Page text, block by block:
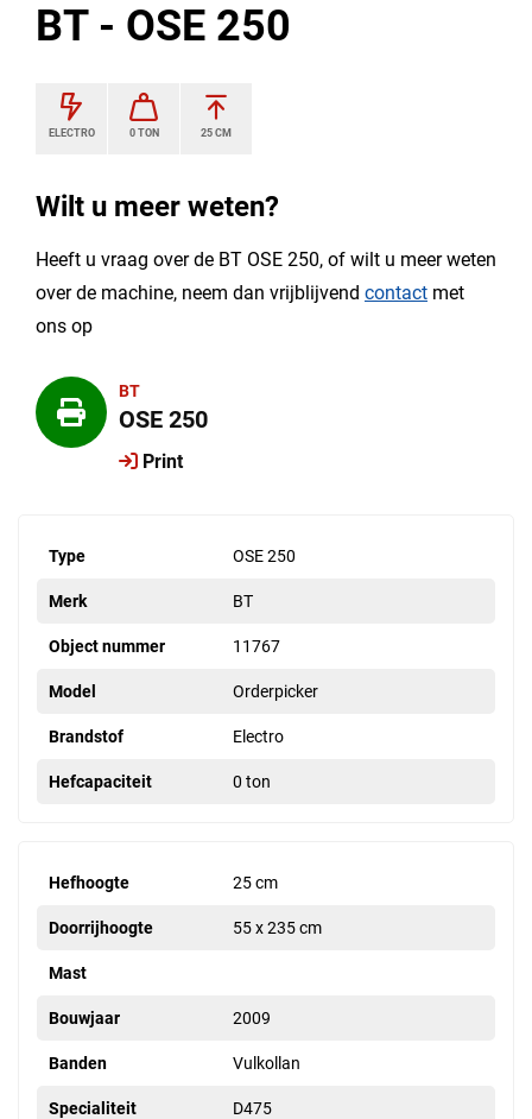
BT - OSE 250
ELECTRO 0 TON 25 CM
Wilt u meer weten?
Heeft u vraag over de BT OSE 250, of wilt u meer weten
over de machine, neem dan vrijblijvend contact met
ons op
BT
OSE 250
Print
Type OSE 250
Merk BT
Object nummer 11767
Model Orderpicker
Brandstof Electro
Hefcapaciteit 0 ton
Hefhoogte 25 cm
Doorrijhoogte 55 x 235 cm
Mast
Bouwjaar 2009
Banden Vulkollan
Specialiteit D475